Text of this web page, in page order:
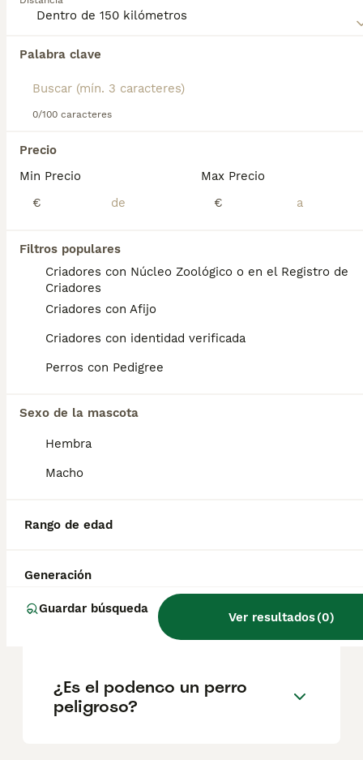
Palabra clave
0/100 caracteres
Precio
Min Precio
€
Max Precio
€
Filtros populares
Criadores con Núcleo Zoológico o en el Registro de
Criadores
Criadores con Afijo
Criadores con identidad verificada
Perros con Pedigree
Sexo de la mascota
Hembra
Macho
Rango de edad
Generación
Guardar búsqueda
Ver resultados(0)
perro.
Encontramos 0 Podenco Ibicenco Perros para
Si deseas exactamente esta búsqueda guarda tu
búsqueda y espera el resultado perfecto:
Preguntas frecuentes
¿Qué precio tiene un
podenco ibicenco?
El coste de adquisición de esta raza puede
variar según factores como el pedigrí, la
reputación del criador y la ubicación
geográfica. Es fundamental acudir a
Informarse bien y comparar opciones antes
decisión.
Podenco ibicenco?
¿Son los podencos
ibicencos buenos perros de
¿Es el podenco un perro
peligroso?